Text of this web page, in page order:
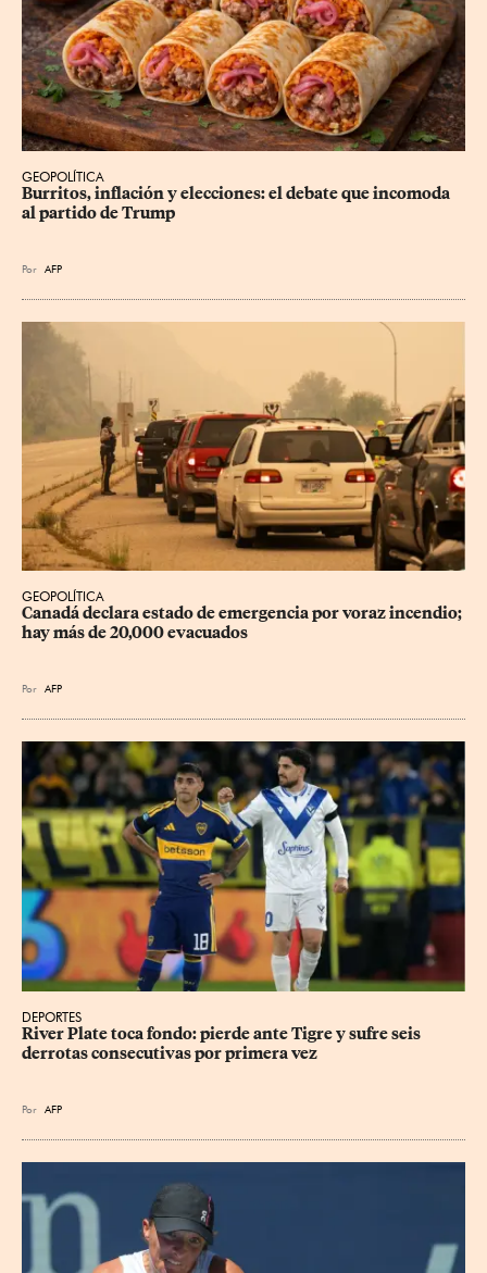
GEOPOLÍTICA
Burritos, inflación y elecciones: el debate que incomoda
al partido de Trump
Por AFP
GEOPOLÍTICA
Canadá declara estado de emergencia por voraz incendio;
hay más de 20,000 evacuados
Por AFP
DEPORTES
River Plate toca fondo: pierde ante Tigre y sufre seis
derrotas consecutivas por primera vez
Por AFP